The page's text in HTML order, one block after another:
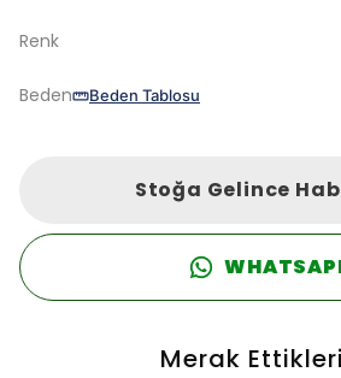
Renk
Beden Beden Tablosu
Stoğa Gelince
Merak